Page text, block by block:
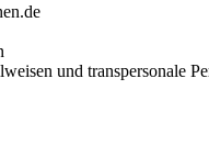
und transpersonale